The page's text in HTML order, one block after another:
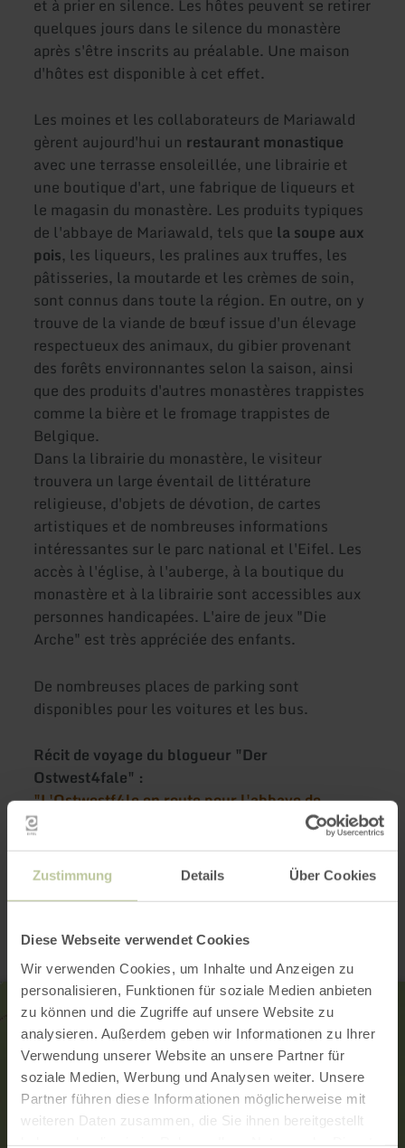
Zustimmung Details Über Cookies
Diese Webseite verwendet Cookies
Wir verwenden Cookies, um Inhalte und Anzeigen zu
personalisieren, Funktionen für soziale Medien anbieten
zu können und die Zugriffe auf unsere Website zu
analysieren. Außerdem geben wir Informationen zu Ihrer
Verwendung unserer Website an unsere Partner für
soziale Medien, Werbung und Analysen weiter. Unsere
Partner führen diese Informationen möglicherweise mit
weiteren Daten zusammen, die Sie ihnen bereitgestellt
et à prier en silence. Les hôtes peuvent se retirer
quelques jours dans le silence du monastère
après s'être inscrits au préalable. Une maison
d'hôtes est disponible à cet effet.
Les moines et les collaborateurs de Mariawald
gèrent aujourd'hui un restaurant monastique
avec une terrasse ensoleillée, une librairie et
une boutique d'art, une fabrique de liqueurs et
le magasin du monastère. Les produits typiques
de l'abbaye de Mariawald, tels que la soupe aux
pois, les liqueurs, les pralines aux truffes, les
pâtisseries, la moutarde et les crèmes de soin,
sont connus dans toute la région. En outre, on y
trouve de la viande de bœuf issue d'un élevage
respectueux des animaux, du gibier provenant
des forêts environnantes selon la saison, ainsi
que des produits d'autres monastères trappistes
comme la bière et le fromage trappistes de
Belgique.
Dans la librairie du monastère, le visiteur
trouvera un large éventail de littérature
religieuse, d'objets de dévotion, de cartes
artistiques et de nombreuses informations
intéressantes sur le parc national et l'Eifel. Les
accès à l'église, à l'auberge, à la boutique du
monastère et à la librairie sont accessibles aux
personnes handicapées. L'aire de jeux "Die
Arche" est très appréciée des enfants.
De nombreuses places de parking sont
disponibles pour les voitures et les bus.
Récit de voyage du blogueur "Der
Ostwest4fale" :
"L'Ostwestf4le en route pour l'abbaye de
Mariawald et le château de Hengebach
Contact